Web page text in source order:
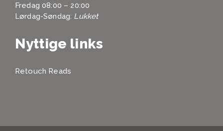
Fredag 08:00 – 20:00
Lørdag-Søndag: Lukket
Nyttige links
Retouch Reads